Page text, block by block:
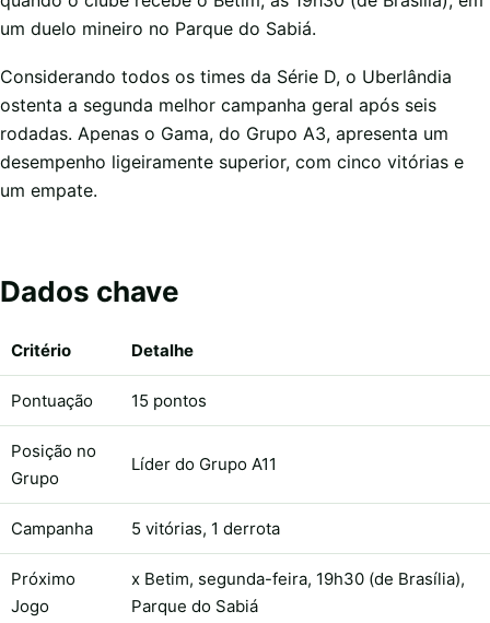
um duelo mineiro no Parque do Sabiá.
Considerando todos os times da Série D, o Uberlândia
ostenta a segunda melhor campanha geral após seis
rodadas. Apenas o Gama, do Grupo A3, apresenta um
desempenho ligeiramente superior, com cinco vitórias e
um empate.
Dados chave
Critério Detalhe
Pontuação 15 pontos
Posição no
Grupo
Líder do Grupo A11
Campanha 5 vitórias, 1 derrota
Próximo
Jogo
x Betim, segunda-feira, 19h30 (de Brasília),
Parque do Sabiá